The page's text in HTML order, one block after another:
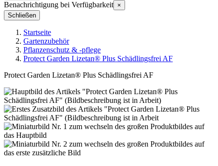
Benachrichtigung bei Verfügbarkeit ×
Schließen
Startseite
Gartenzubehör
Pflanzenschutz & -pflege
Protect Garden Lizetan® Plus Schädlingsfrei AF
Protect Garden Lizetan® Plus Schädlingsfrei AF